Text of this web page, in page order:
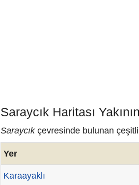
Saraycık Haritası
Saraycıkçevresinde bulunan çeşitli
Yer
Karaayaklı